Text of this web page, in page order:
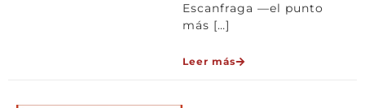
Escanfraga —el punto
más […]
Leer más